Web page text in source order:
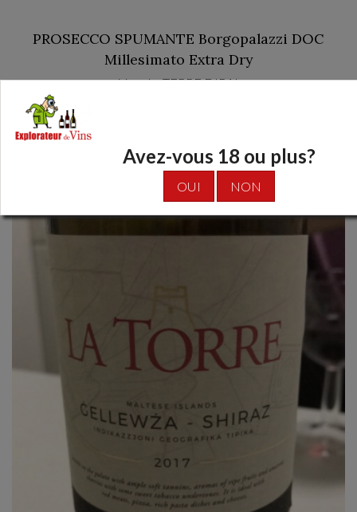
PROSECCO SPUMANTE Borgopalazzi DOC
Millesimato Extra Dry
Veneto TERRE DIRAI
Avez-vous 18 ou plus?
OUI NON